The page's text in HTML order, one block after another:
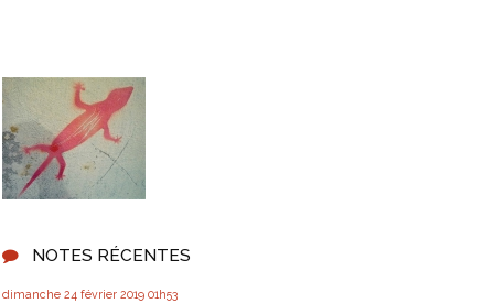
NOTES RÉCENTES
dimanche 24 février 2019 01h53